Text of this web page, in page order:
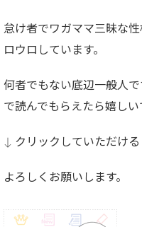
怠け者でワガママ三昧な
ロウロしています。
何者でもない底辺一般人
で読んでもらえたら嬉しい
↓ クリックしていただける
よろしくお願いします。